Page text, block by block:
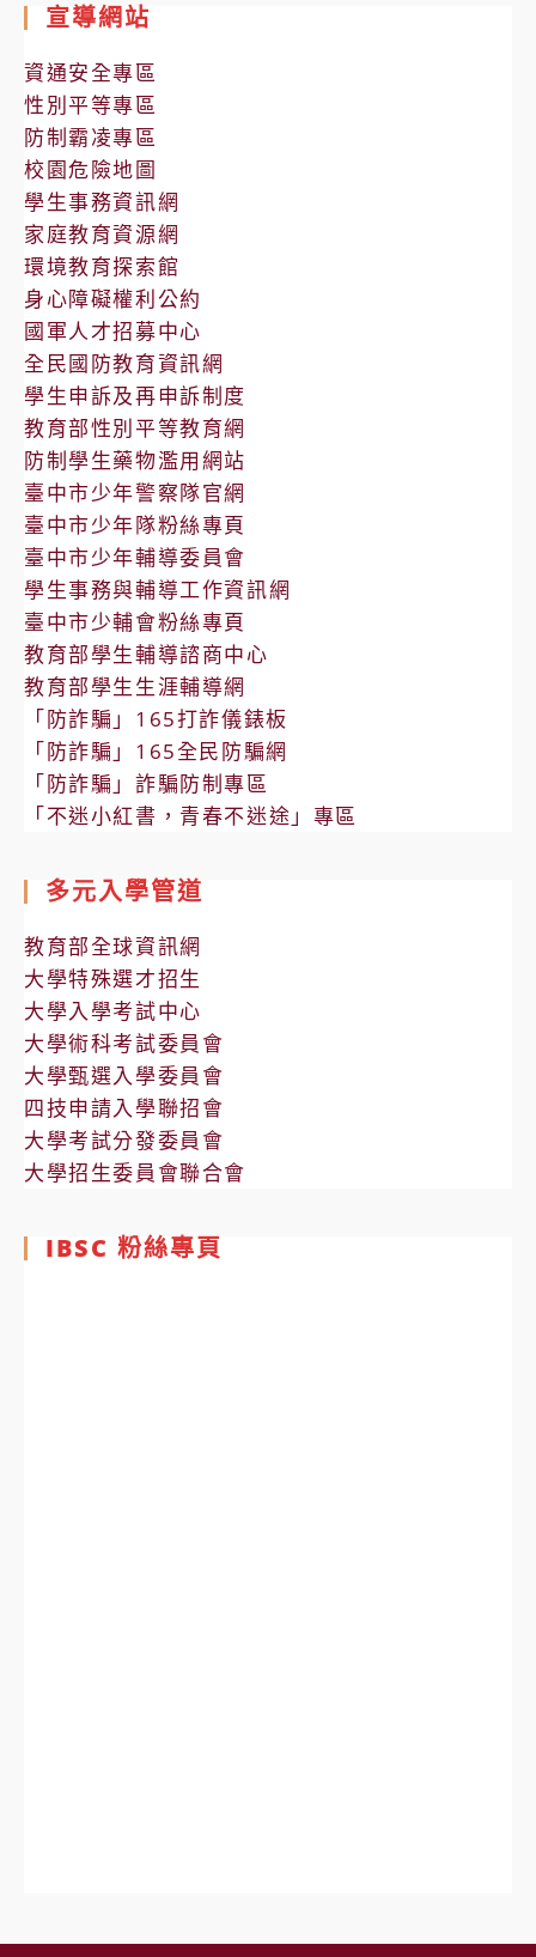
公
告
宣導網站
資通安全專區
性別平等專區
防制霸凌專區
校園危險地圖
學生事務資訊網
家庭教育資源網
環境教育探索館
身心障礙權利公約
國軍人才招募中心
全民國防教育資訊網
學生申訴及再申訴制度
教育部性別平等教育網
防制學生藥物濫用網站
臺中市少年警察隊官網
臺中市少年隊粉絲專頁
臺中市少年輔導委員會
學生事務與輔導工作資訊網
臺中市少輔會粉絲專頁
教育部學生輔導諮商中心
教育部學生生涯輔導網
「防詐騙」165打詐儀錶板
「防詐騙」165全民防騙網
「防詐騙」詐騙防制專區
「不迷小紅書，青春不迷途」專區
多元入學管道
教育部全球資訊網
大學特殊選才招生
大學入學考試中心
大學術科考試委員會
大學甄選入學委員會
四技申請入學聯招會
大學考試分發委員會
大學招生委員會聯合會
IBSC 粉絲專頁